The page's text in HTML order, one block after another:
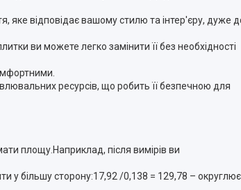
яке відповідає вашому стилю та інтер'єру, дуже
ви можете легко замінити її без необхідності
ресурсів, що робить її безпечною для
площу.Наприклад, після вимірів ви
у більшу сторону:17,92 /0,138 = 129,78 –